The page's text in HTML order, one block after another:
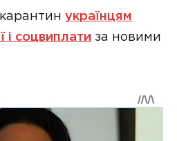
українцям
і соцвиплати за новими